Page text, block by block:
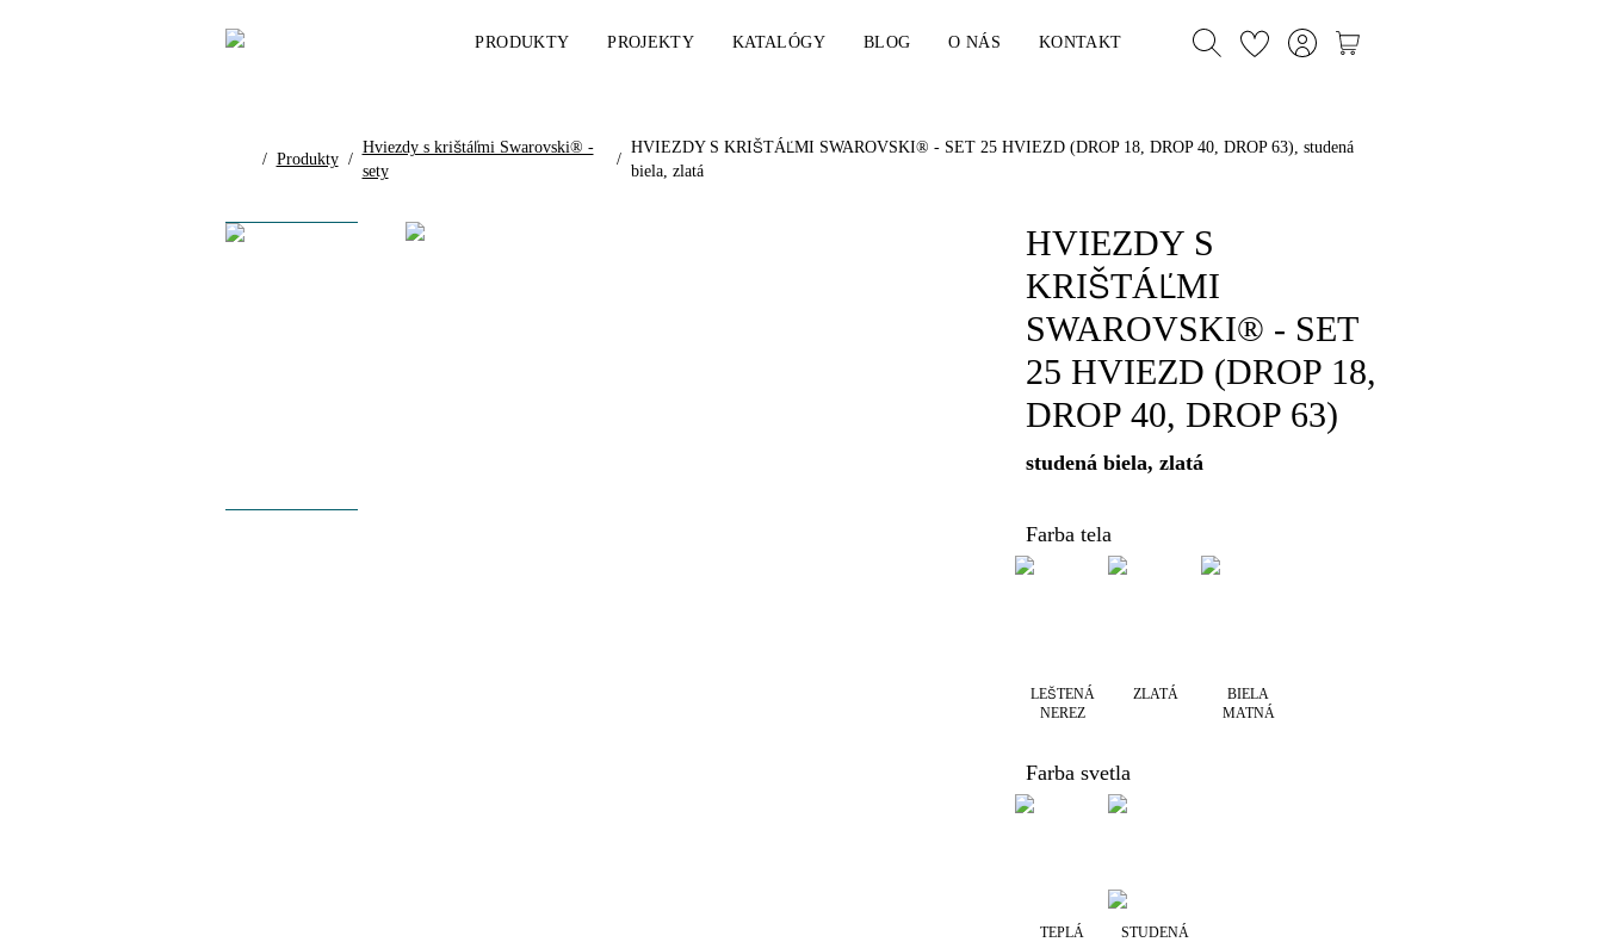
PRODUKTY PROJEKTY KATALÓGY BLOG O NÁS KONTAKT
/ Produkty /
Hviezdy s krištáľmi Swarovski® -
sety
/
HVIEZDY S KRIŠTÁĽMI SWAROVSKI® - SET 25 HVIEZD (DROP 18, DROP 40, DROP 63), studená
biela, zlatá
HVIEZDY S
KRIŠTÁĽMI
SWAROVSKI® - SET
25 HVIEZD (DROP 18,
DROP 40, DROP 63)
studená biela, zlatá
Farba tela
LEŠTENÁ
NEREZ
ZLATÁ
BIELA
MATNÁ
Farba svetla
TEPLÁ
STUDENÁ